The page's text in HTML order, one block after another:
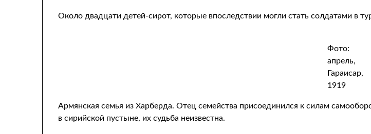
Около двадцати детей-сирот, которые впоследствии могли стать солдатами в
Фото:
апрель,
Гараисар,
1919
Армянская семья из Харберда. Отец семейства присоединился к силам
в сирийской пустыне, их судьба неизвестна.